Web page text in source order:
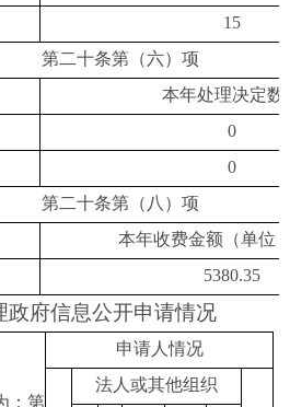
15
第二十条第（六）项
本年处理决定数
0
0
第二十条第（八）项
本年收费金额（单位
5380.35
政府信息公开申请情况
：第
申请人情况
法人或其他组织